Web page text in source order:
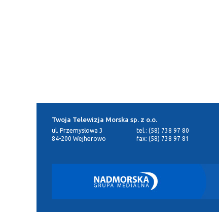
Twoja Telewizja Morska sp. z o.o.
ul. Przemysłowa 3
84-200 Wejherowo
tel.: (58) 738 97 80
fax: (58) 738 97 81